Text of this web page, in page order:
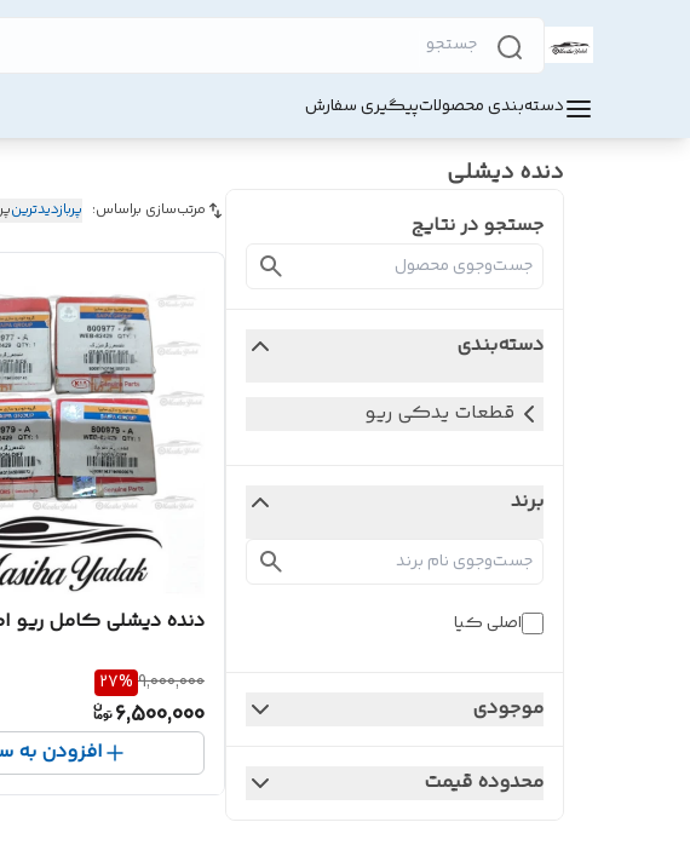
دسته‌بندی محصولاتپیگیری سفارش
دنده دیشلی
جستجو در نتایج
دسته‌بندی
قطعات یدکی ریو
برند
اصلی کیا
موجودی
محدوده قیمت
مرتب‌سازی براساس: پربازدیدترین
دنده دیشلی کامل ریو
9,000,000
27%
6,500,000
افزودن به